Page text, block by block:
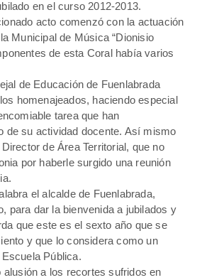
en el curso 2012-2013.
acto comenzó con la actuación
Municipal de Música “Dionisio
de esta Coral había varios
de Educación de Fuenlabrada
homenajeados, haciendo especial
tarea que han
de su actividad docente. Así mismo
de Área Territorial, que no
por haberle surgido una reunión
el alcalde de Fuenlabrada,
para dar la bienvenida a jubilados y
que este es el sexto año que se
y que lo considera como un
Pública.
alusión a los recortes sufridos en